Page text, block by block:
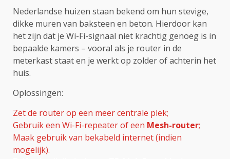
Nederlandse huizen staan bekend om hun stevige,
dikke muren van baksteen en beton. Hierdoor kan
het zijn dat je Wi-Fi-signaal niet krachtig genoeg is in
bepaalde kamers – vooral als je router in de
meterkast staat en je werkt op zolder of achterin het
huis.
Oplossingen:
Zet de router op een meer centrale plek;
Gebruik een Wi-Fi-repeater of een Mesh-router;
Maak gebruik van bekabeld internet (indien
mogelijk).